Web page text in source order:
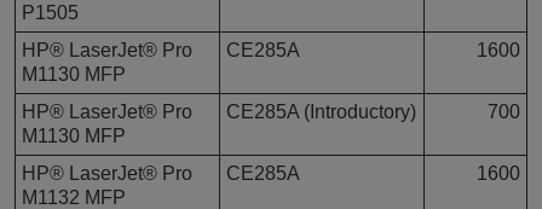
P1505
HP® LaserJet® Pro
M1130 MFP
CE285A 1600
HP® LaserJet® Pro
M1130 MFP
CE285A (Introductory) 700
HP® LaserJet® Pro
M1132 MFP
CE285A 1600